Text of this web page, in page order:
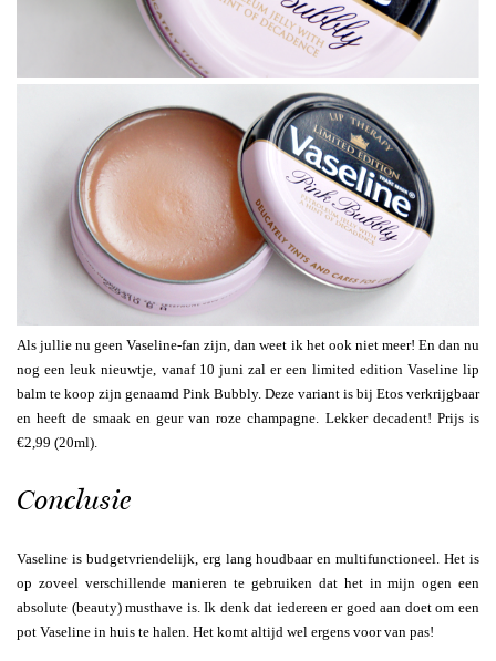
Als jullie nu geen Vaseline-fan zijn, dan weet ik het ook niet meer! En dan nu
nog een leuk nieuwtje, vanaf 10 juni zal er een limited edition Vaseline lip
balm te koop zijn genaamd Pink Bubbly. Deze variant is bij Etos verkrijgbaar
en heeft de smaak en geur van roze champagne. Lekker decadent! Prijs is
€2,99 (20ml).
Conclusie
Vaseline is budgetvriendelijk, erg lang houdbaar en multifunctioneel. Het is
op zoveel verschillende manieren te gebruiken dat het in mijn ogen een
absolute (beauty) musthave is. Ik denk dat iedereen er goed aan doet om een
pot Vaseline in huis te halen. Het komt altijd wel ergens voor van pas!